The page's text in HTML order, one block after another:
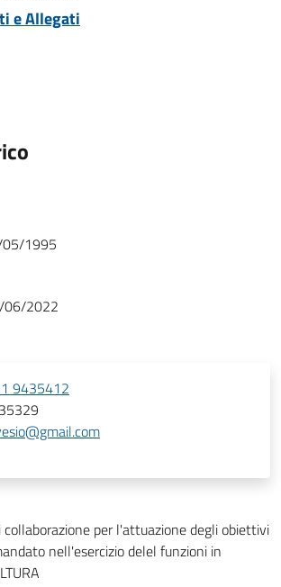
e Allegati
1995
06/2022
9435412
collaborazione per l'attuazione degli obiettivi
nell'esercizio delel funzioni in